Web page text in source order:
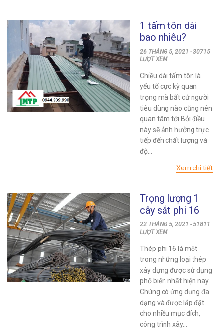
1 tấm tôn dài
bao nhiêu?
Hướng dẫn xác
định kích thước
tôn lợp phù hợp
26 THÁNG 5, 2021 - 30715
LƯỢT XEM
Chiều dài tấm tôn là
yếu tố cực kỳ quan
trọng mà bất cứ người
tiêu dùng nào cũng nên
quan tâm tới Bởi điều
này sẽ ảnh hưởng trực
tiếp đến chất lượng và
độ...
Xem chi tiết
Trọng lượng 1
cây sắt phi 16
nặng bao nhiêu
kg và báo giá
mới nhất
22 THÁNG 5, 2021 - 51811
LƯỢT XEM
Thép phi 16 là một
trong những loại thép
xây dựng được sử dụng
phổ biến nhất hiện nay
Chúng có ứng dụng đa
dạng và được lắp đặt
cho nhiều mục đích,
công trình xây...